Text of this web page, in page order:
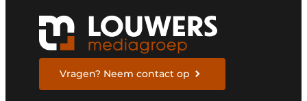
Vragen? Neem contact op